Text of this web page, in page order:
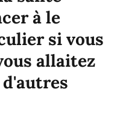
à le
si vous
allaitez